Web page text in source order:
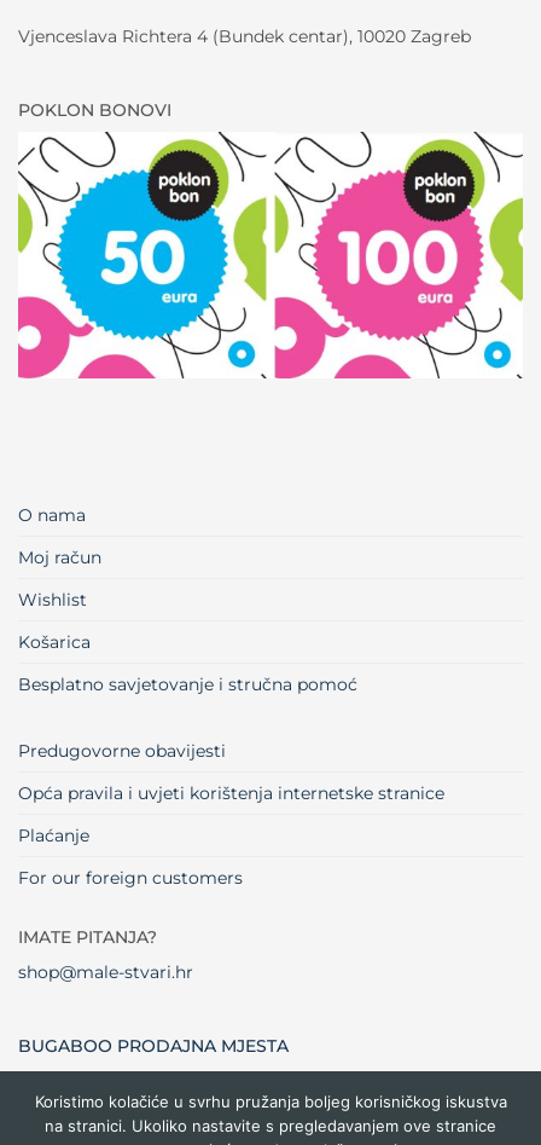
Vjenceslava Richtera 4 (Bundek centar), 10020 Zagreb
POKLON BONOVI
O nama
Moj račun
Wishlist
Košarica
Besplatno savjetovanje i stručna pomoć
Predugovorne obavijesti
Opća pravila i uvjeti korištenja internetske stranice
Plaćanje
For our foreign customers
IMATE PITANJA?
shop@male-stvari.hr
BUGABOO PRODAJNA MJESTA
Visa MasterCardMaestro Dinners Credit Cash
Koristimo kolačiće u svrhu pružanja boljeg korisničkog iskustva
na stranici. Ukoliko nastavite s pregledavanjem ove stranice